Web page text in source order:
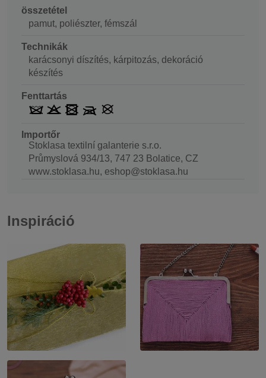
összetétel
pamut, poliészter, fémszál
Technikák
karácsonyi díszítés, kárpitozás, dekoráció
készítés
Fenttartás
Importőr
Stoklasa textilní galanterie s.r.o.
Průmyslová 934/13, 747 23 Bolatice, CZ
www.stoklasa.hu, eshop@stoklasa.hu
Inspiráció